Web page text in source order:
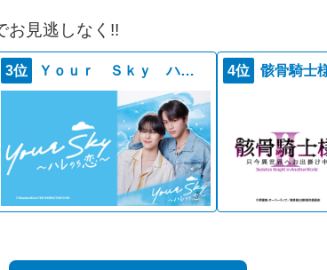
お見逃しなく!!
3位 Ｙｏｕｒ Ｓｋｙ ハレのち恋 4位